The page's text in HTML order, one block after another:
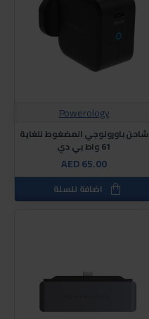
Powerology
شاحن باورولوجي المضغوط للغاية
61 واط بي دي
AED 65.00
اضافة للسلة